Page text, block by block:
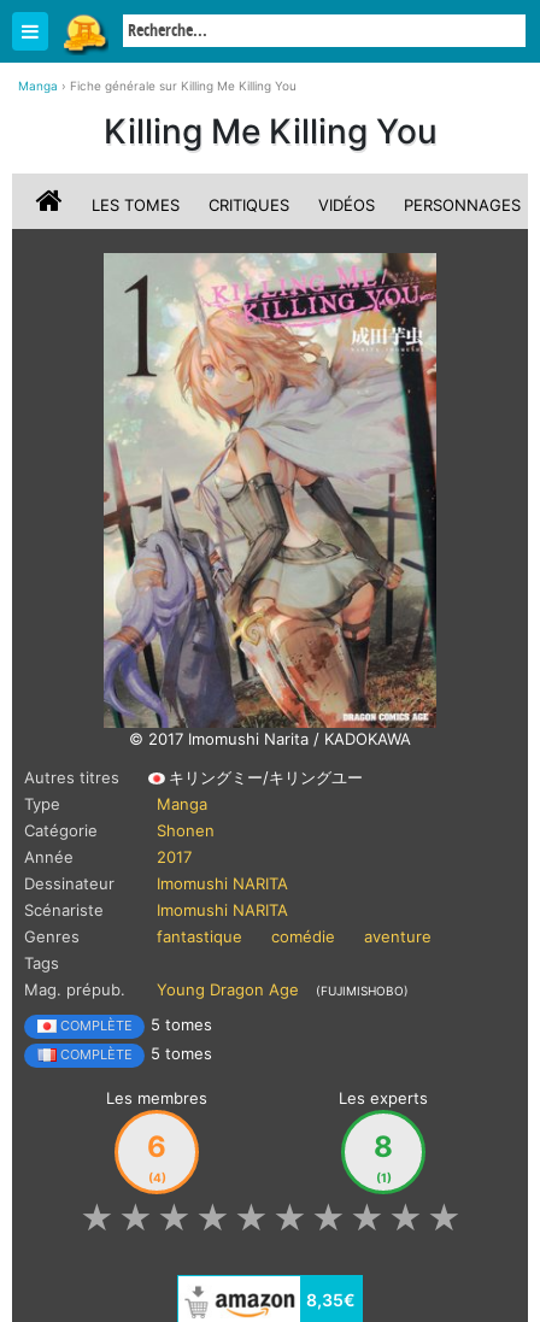
Manga › Fiche générale sur Killing Me Killing You
Killing Me Killing You
LES TOMES CRITIQUES VIDÉOS PERSONNAGES
© 2017 Imomushi Narita / KADOKAWA
Autres titres
キリングミー/キリングユー
Type
Manga
Catégorie
Shonen
Année
2017
Dessinateur
Imomushi NARITA
Scénariste
Imomushi NARITA
Genres
fantastique comédie
aventure
Tags
Mag. prépub.
Young Dragon Age (FUJIMISHOBO)
COMPLÈTE 5 tomes
COMPLÈTE 5 tomes
Les membres
6
(4)
Les experts
8
(1)
★
★
★
★
★
★
★
★
★
★
8,35€